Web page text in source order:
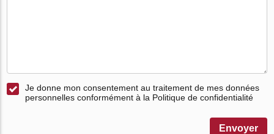
Je donne mon consentement au traitement de mes données
personnelles conformément à la Politique de confidentialité
Envoyer